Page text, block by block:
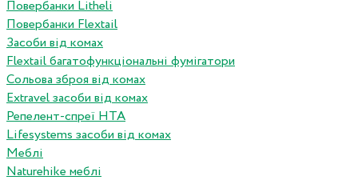
Повербанки Litheli
Повербанки Flextail
Засоби від комах
Flextail багатофункціональні фумігатори
Сольова зброя від комах
Extravel засоби від комах
Репелент-спреї HTA
Lifesystems засоби від комах
Меблі
Naturehike меблі